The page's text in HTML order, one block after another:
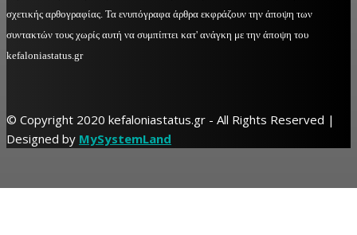
σχετικής αρθογραφίας. Τα ενυπόγραφα άρθρα εκφράζουν την άποψη των
συντακτών τους χωρίς αυτή να συμπίπτει κατ' ανάγκη με την άποψη του
kefaloniastatus.gr
© Copyright 2020 kefaloniastatus.gr - All Rights Reserved |
Designed by MySystemLand